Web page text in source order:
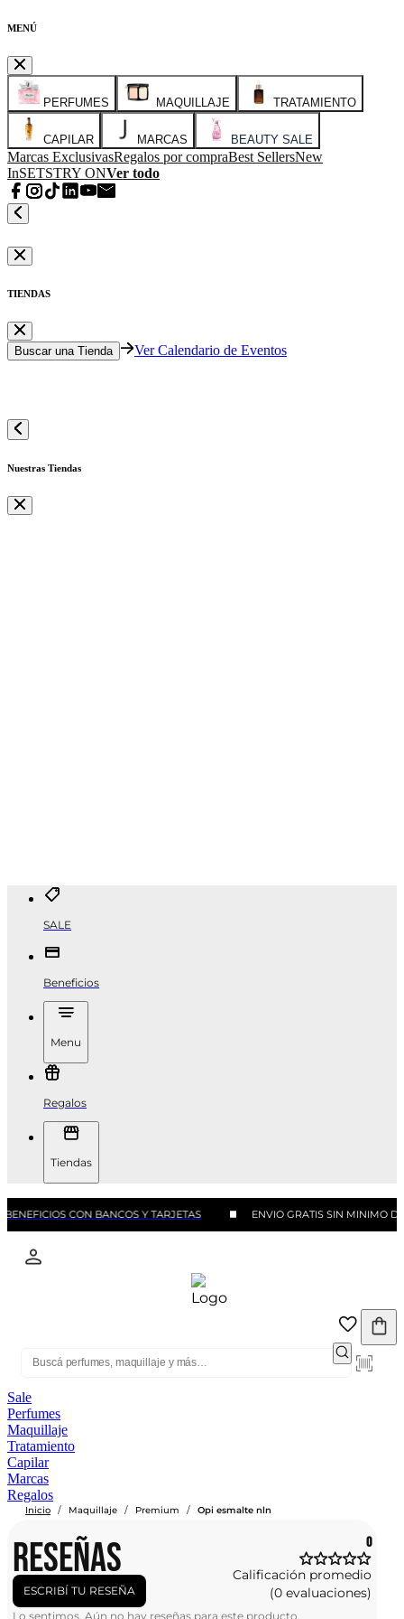
MENÚ
PERFUMES MAQUILLAJE TRATAMIENTO
CAPILAR MARCAS BEAUTY SALE
Marcas ExclusivasRegalos por compraBest SellersNew
InSETSTRY ONVer todo
TIENDAS
Buscar una Tienda Ver Calendario de Eventos
Nuestras Tiendas
SALE
Beneficios
Menu
Regalos
Tiendas
BENEFICIOS CON BANCOS Y TARJETAS ENVIO GRATIS SIN MINIMO
Sale
Perfumes
Maquillaje
Tratamiento
Capilar
Marcas
Regalos
Inicio / Maquillaje / Premium / Opi esmalte nln
RESEÑAS
ESCRIBÍ TU RESEÑA
0
Calificación promedio
(0 evaluaciones)
Lo sentimos. Aún no hay reseñas para este producto.